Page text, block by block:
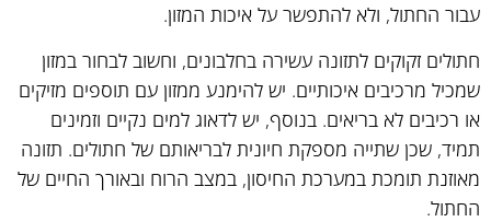
עבור החתול, ולא להתפשר על איכות המזון.
חתולים זקוקים לתזונה עשירה בחלבונים, וחשוב לבחור במזון
שמכיל מרכיבים איכותיים. יש להימנע ממזון עם תוספים מזיקים
או רכיבים לא בריאים. בנוסף, יש לדאוג למים נקיים וזמינים
תמיד, שכן שתייה מספקת חיונית לבריאותם של חתולים. תזונה
מאוזנת תומכת במערכת החיסון, במצב הרוח ובאורך החיים של
החתול.